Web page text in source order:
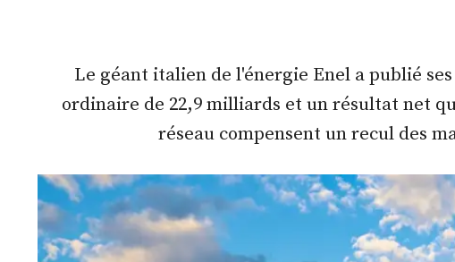
Le géant italien de l'énergie Enel a publié
ordinaire de 22,9 milliards et un résultat net
réseau compensent un recul des